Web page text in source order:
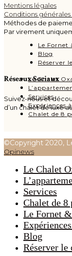
Le Fornet
Blog
Réserver
Le Chalet
Services
Expériences
Chalet de 8
Mentions légales
Conditions
Méthodes de
Par virement
Réseaux Sociaux
Suivez-nous et
d’un chalet de luxe
©Copyright 2020,
Opinews
Le Chalet
Services
Chalet de 8
Le Fornet
Blog
Réserver le